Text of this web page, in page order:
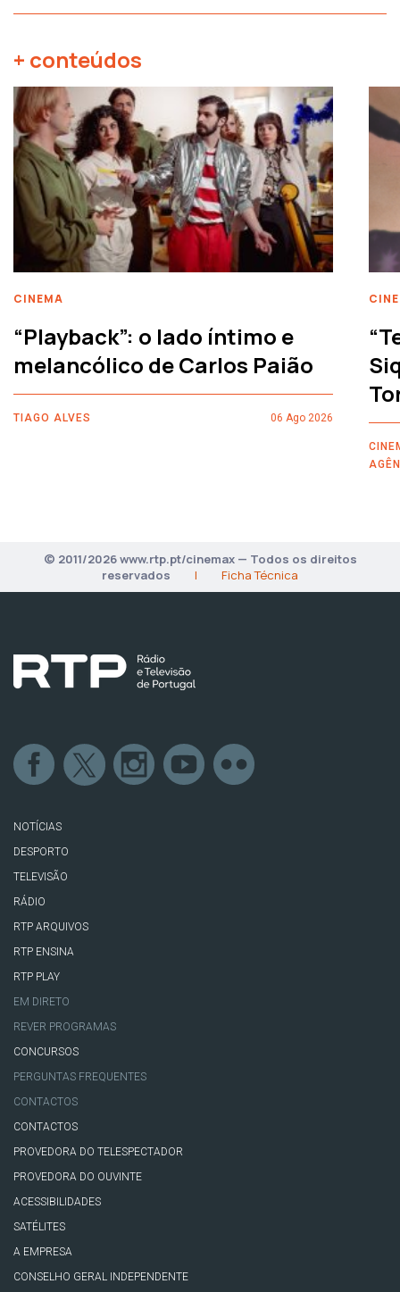
+ conteúdos
CINEMA
“Playback”: o lado íntimo e
melancólico de Carlos Paião
TIAGO ALVES 06 Ago 2026
© 2011/2026 www.rtp.pt/cinemax — Todos os direitos
reservados
| Ficha Técnica
NOTÍCIAS
DESPORTO
TELEVISÃO
RÁDIO
RTP ARQUIVOS
RTP ENSINA
RTP PLAY
EM DIRETO
REVER PROGRAMAS
CONCURSOS
PERGUNTAS FREQUENTES
CONTACTOS
CONTACTOS
PROVEDORA DO TELESPECTADOR
PROVEDORA DO OUVINTE
ACESSIBILIDADES
SATÉLITES
A EMPRESA
CONSELHO GERAL INDEPENDENTE